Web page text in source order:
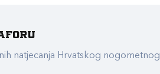
natjecanja Hrvatskog nogometnog